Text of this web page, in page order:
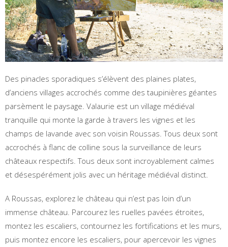
Des pinacles sporadiques s’élèvent des plaines plates,
d’anciens villages accrochés comme des taupinières géantes
parsèment le paysage. Valaurie est un village médiéval
tranquille qui monte la garde à travers les vignes et les
champs de lavande avec son voisin Roussas. Tous deux sont
accrochés à flanc de colline sous la surveillance de leurs
châteaux respectifs. Tous deux sont incroyablement calmes
et désespérément jolis avec un héritage médiéval distinct.
A Roussas, explorez le château qui n’est pas loin d’un
immense château. Parcourez les ruelles pavées étroites,
montez les escaliers, contournez les fortifications et les murs,
puis montez encore les escaliers, pour apercevoir les vignes